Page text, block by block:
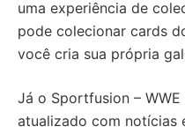
uma experiência de
pode colecionar cards
você cria sua própria
Já o Sportfusion –
atualizado com notícias